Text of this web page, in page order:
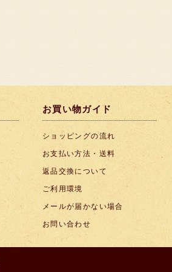
お買い物ガイド
ショッピングの流れ
お支払い方法・送料
返品交換について
ご利用環境
メールが届かない場合
お問い合わせ